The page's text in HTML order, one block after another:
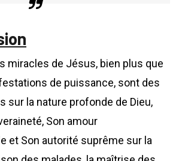
miracles de Jésus, bien plus que
de puissance, sont des
sur la nature profonde de Dieu,
Son amour
et Son autorité suprême sur la